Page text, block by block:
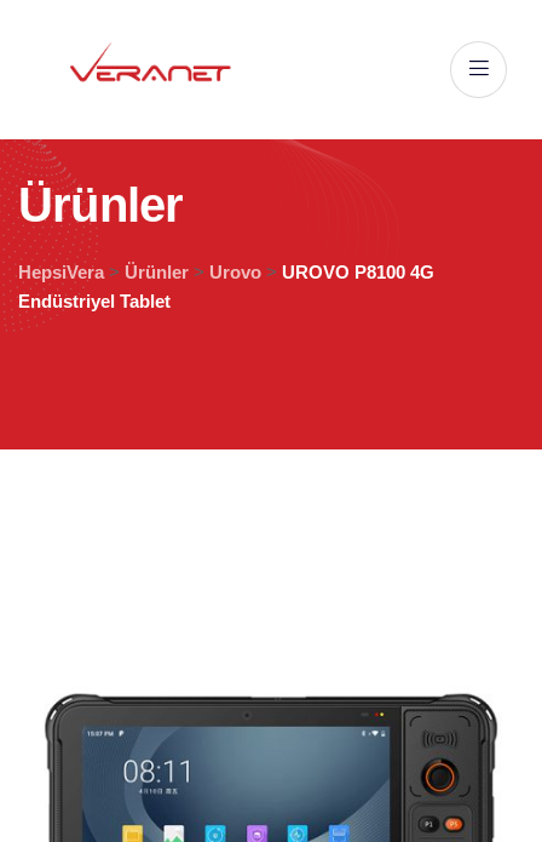
Ürünler
HepsiVera > Ürünler > Urovo > UROVO P8100 4G
Endüstriyel Tablet